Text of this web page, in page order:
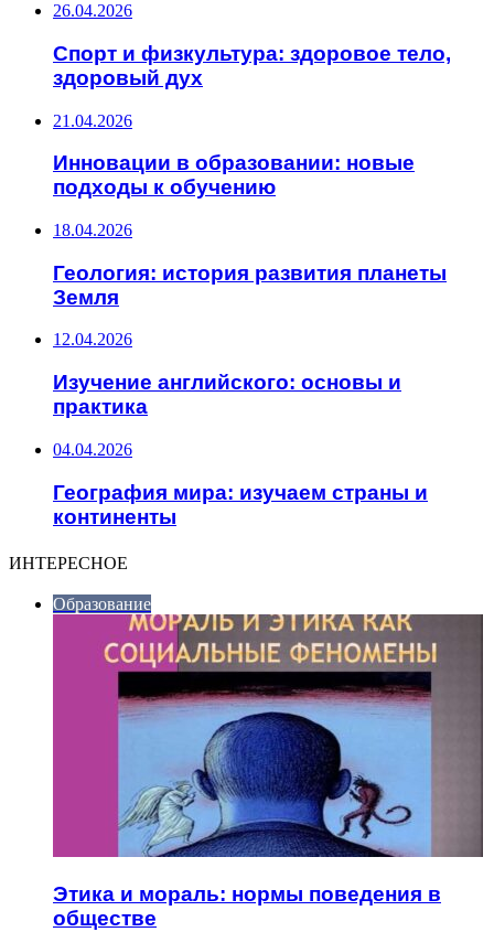
26.04.2026
Спорт и физкультура: здоровое тело,
здоровый дух
21.04.2026
Инновации в образовании: новые
подходы к обучению
18.04.2026
Геология: история развития планеты
Земля
12.04.2026
Изучение английского: основы и
практика
04.04.2026
География мира: изучаем страны и
континенты
ИНТЕРЕСНОЕ
Образование
Этика и мораль: нормы поведения в
обществе